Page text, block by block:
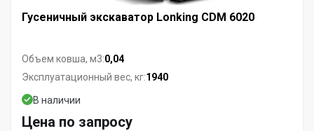
Гусеничный экскаватор Lonking CDM 6020
Объем ковша, м3:0,04
Эксплуатационный вес, кг:1940
В наличии
Цена по запросу